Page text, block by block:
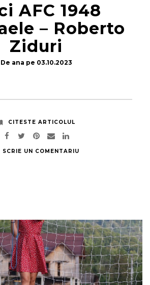
AFC 1948
– Roberto
Ziduri
De ana pe 03.10.2023
CITESTE ARTICOLUL
SCRIE UN COMENTARIU